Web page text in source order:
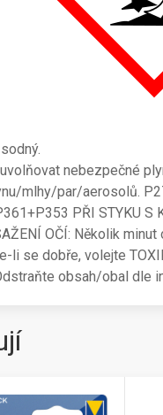
nebezpečné
mlhy/par/aerosolů.
PŘI STYKU
OČÍ: Několik
se dobře, volejte
obsah/obal dle